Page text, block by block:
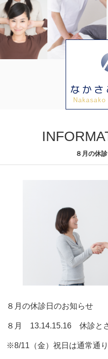
８月の休
８月の休診日のお知らせ
８月 13.14.15.16 休診とさ
※8/11（金）祝日は通常通り